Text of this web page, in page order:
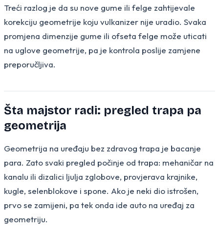
Treći razlog je da su nove gume ili felge zahtijevale
korekciju geometrije koju vulkanizer nije uradio. Svaka
promjena dimenzije gume ili ofseta felge može uticati
na uglove geometrije, pa je kontrola poslije zamjene
preporučljiva.
Šta majstor radi: pregled trapa pa
geometrija
Geometrija na uređaju bez zdravog trapa je bacanje
para. Zato svaki pregled počinje od trapa: mehaničar na
kanalu ili dizalici ljulja zglobove, provjerava krajnike,
kugle, selenblokove i spone. Ako je neki dio istrošen,
prvo se zamijeni, pa tek onda ide auto na uređaj za
geometriju.